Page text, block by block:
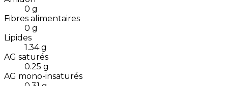
0 g
Fibres alimentaires
0 g
Lipides
1.34 g
AG saturés
0.25 g
AG mono-insaturés